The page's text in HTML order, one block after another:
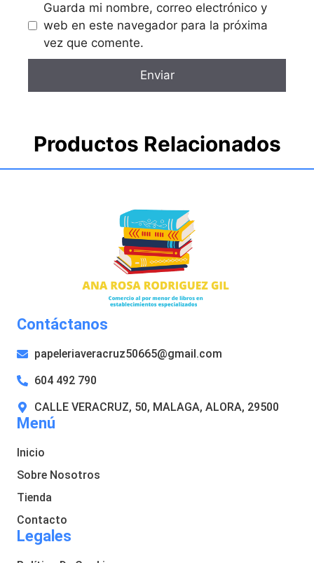
Guarda mi nombre, correo electrónico y
web en este navegador para la próxima
vez que comente.
Productos Relacionados
Menú
Inicio
Sobre Nosotros
Tienda
Contacto
Legales
Contáctanos
papeleriaveracruz50665@gmail.com
604 492 790
CALLE VERACRUZ, 50, MALAGA, ALORA, 29500